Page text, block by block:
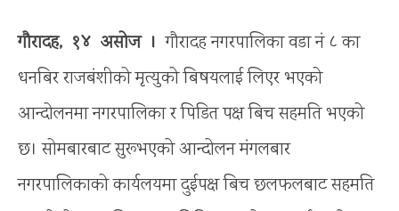
गौरादह, १४ असोज । गौरादह नगरपालिका वडा नं ८ का
धनबिर राजबंशीको मृत्युको बिषयलाई लिएर भएको
आन्दोलनमा नगरपालिका र पिडित पक्ष बिच सहमति भएको
छ। सोमबारबाट सुरूभएको आन्दोलन मंगलबार
नगरपालिकाको कार्यलयमा दुईपक्ष बिच छलफलबाट सहमति